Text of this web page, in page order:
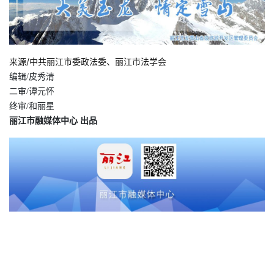
来源/中共丽江市委政法委、丽江市法学会
编辑/皮秀清
二审/谭元怀
终审/和丽星
丽江市融媒体中心 出品